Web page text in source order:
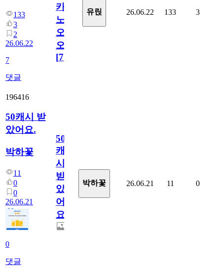
133
3
2
26.06.22
7
댓글
카
노
오
오!
[7]
유릱 26.06.22 133 3
196416
50캐시 받
았어요.
박하꽃
11
0
0
26.06.21
0
댓글
50
캐
시
받
았
어
요.
박하꽃 26.06.21 11 0